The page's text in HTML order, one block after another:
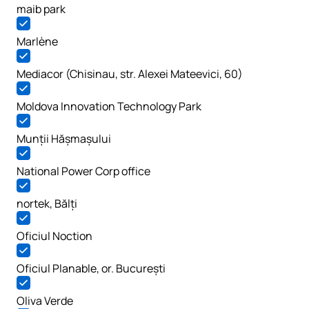
maib park
Marlène
Mediacor (Chisinau, str. Alexei Mateevici, 60)
Moldova Innovation Technology Park
Munții Hășmașului
National Power Corp office
nortek, Bălți
Oficiul Noction
Oficiul Planable, or. București
Oliva Verde